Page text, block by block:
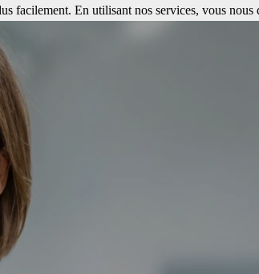
facilement. En utilisant nos services, vous